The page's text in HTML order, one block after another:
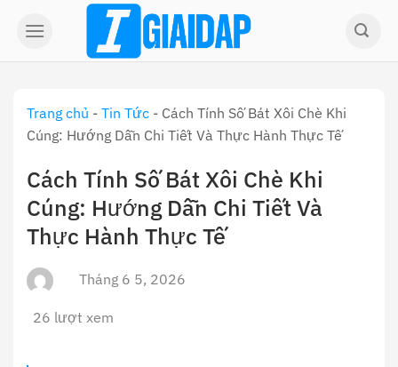
Trang chủ - Tin Tức - Cách Tính Số Bát Xôi Chè Khi
Cúng: Hướng Dẫn Chi Tiết Và Thực Hành Thực Tế
Cách Tính Số Bát Xôi Chè Khi
Cúng: Hướng Dẫn Chi Tiết Và
Thực Hành Thực Tế
Tháng 6 5, 2026
26 lượt xem